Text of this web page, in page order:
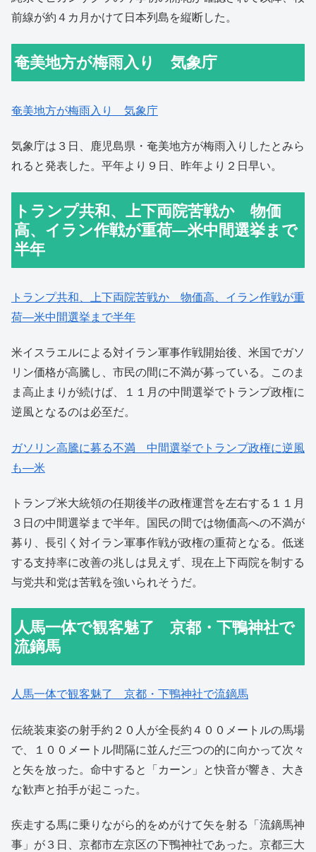
前線が約４カ月かけて日本列島を縦断した。
奄美地方が梅雨入り 気象庁
奄美地方が梅雨入り 気象庁
気象庁は３日、鹿児島県・奄美地方が梅雨入りしたとみら
れると発表した。平年より９日、昨年より２日早い。
トランプ共和、上下両院苦戦か 物価
高、イラン作戦が重荷―米中間選挙まで
半年
トランプ共和、上下両院苦戦か 物価高、イラン作戦が重
荷―米中間選挙まで半年
米イスラエルによる対イラン軍事作戦開始後、米国でガソ
リン価格が高騰し、市民の間に不満が募っている。このま
ま高止まりが続けば、１１月の中間選挙でトランプ政権に
逆風となるのは必至だ。
ガソリン高騰に募る不満 中間選挙でトランプ政権に逆風
も―米
トランプ米大統領の任期後半の政権運営を左右する１１月
３日の中間選挙まで半年。国民の間では物価高への不満が
募り、長引く対イラン軍事作戦が政権の重荷となる。低迷
する支持率に改善の兆しは見えず、現在上下両院を制する
与党共和党は苦戦を強いられそうだ。
人馬一体で観客魅了 京都・下鴨神社で
流鏑馬
人馬一体で観客魅了 京都・下鴨神社で流鏑馬
伝統装束姿の射手約２０人が全長約４００メートルの馬場
で、１００メートル間隔に並んだ三つの的に向かって次々
と矢を放った。命中すると「カーン」と快音が響き、大き
な歓声と拍手が起こった。
疾走する馬に乗りながら的をめがけて矢を射る「流鏑馬神
事」が３日、京都市左京区の下鴨神社であった。京都三大